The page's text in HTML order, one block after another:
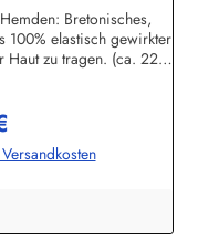
Bretonisches,
100% elastisch gewirkter
Haut zu tragen. (ca. 225
Preis: